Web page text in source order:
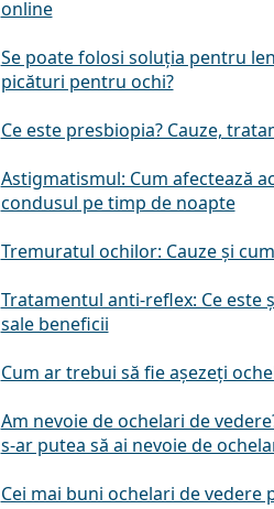
online
Se poate folosi soluția pentru
picături pentru ochi?
Ce este presbiopia? Cauze,
Astigmatismul: Cum afectează
condusul pe timp de noapte
Tremuratul ochilor: Cauze și
Tratamentul anti-reflex: Ce este
sale beneficii
Cum ar trebui să fie așezeți
Am nevoie de ochelari de
s-ar putea să ai nevoie de
Cei mai buni ochelari de